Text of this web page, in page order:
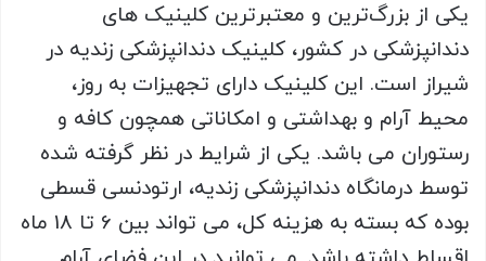
یکی از بزرگ‌ترین و معتبرترین کلینیک های
دندانپزشکی در کشور، کلینیک دندانپزشکی زندیه در
شیراز است. این کلینیک دارای تجهیزات به روز،
محیط آرام و بهداشتی و امکاناتی همچون کافه و
رستوران می باشد. یکی از شرایط در نظر گرفته شده
توسط درمانگاه دندانپزشکی زندیه، ارتودنسی قسطی
بوده که بسته به هزینه کل، می تواند بین 6 تا 18 ماه